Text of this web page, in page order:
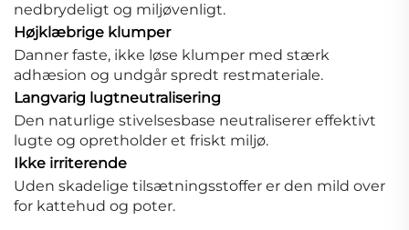
nedbrydeligt og miljøvenligt.
Højklæbrige klumper
Danner faste, ikke løse klumper med stærk
adhæsion og undgår spredt restmateriale.
Langvarig lugtneutralisering
Den naturlige stivelsesbase neutraliserer effektivt
lugte og opretholder et friskt miljø.
Ikke irriterende
Uden skadelige tilsætningsstoffer er den mild over
for kattehud og poter.